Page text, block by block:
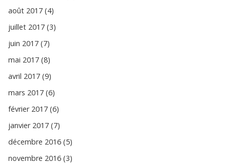
août 2017 (4)
juillet 2017 (3)
juin 2017 (7)
mai 2017 (8)
avril 2017 (9)
mars 2017 (6)
février 2017 (6)
janvier 2017 (7)
décembre 2016 (5)
novembre 2016 (3)